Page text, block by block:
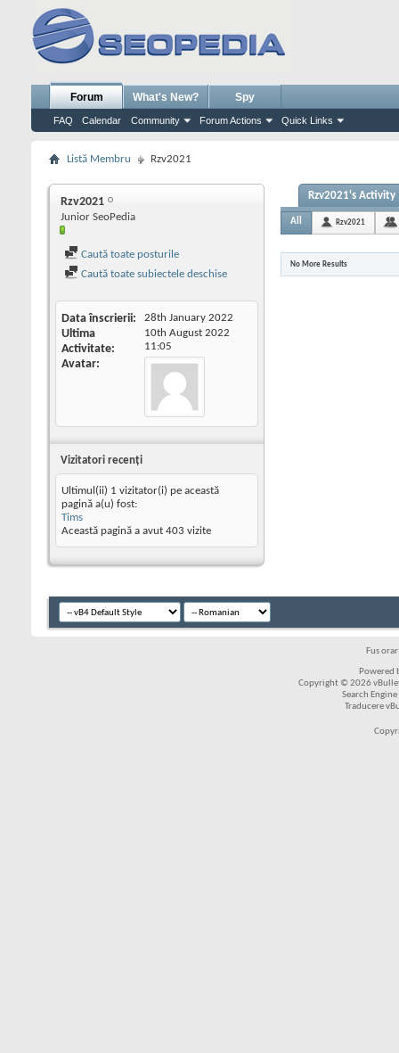
Forum
FAQ Calendar Community Forum Actions Quick Links
What's New? Spy
Listă Membru Rzv2021
Rzv2021
Junior SeoPedia
Caută toate posturile
Caută toate subiectele deschise
Data înscrierii 28th January 2022
Ultima
Activitate
10th August 2022
11:05
Avatar
Vizitatori recenţi
Ultimul(ii) 1 vizitator(i) pe această
pagină a(u) fost:
Tims
Această pagină a avut 403 vizite
Rzv2021's Activity
All Rzv2021
No More Results
Fus
Powered
Copyright © 2026
Search
Traducere